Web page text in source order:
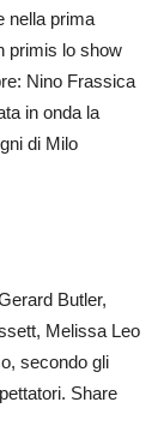
nella prima
primis lo show
Nino Frassica
in onda la
di Milo
Butler,
Melissa Leo
secondo gli
Share